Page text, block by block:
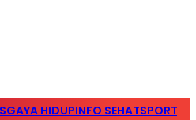
GAYA HIDUPINFO SEHATSPORTS